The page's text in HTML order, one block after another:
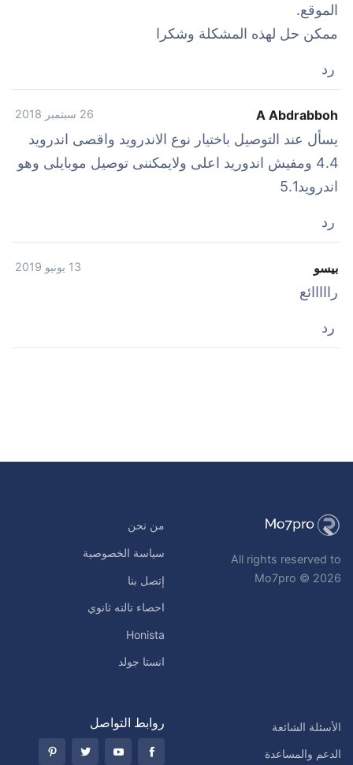
الموقع.
ممكن حل لهذه المشكلة وشكرا
رد
A Abdrabboh 26 سبتمبر 2018
يسأل عند التوصيل باختيار نوع الاندرويد واقصى اندرويد
4.4 ومفيش اندوريد اعلى ولايمكننى توصيل موبايلى وهو
اندرويد5.1
رد
بيسو 13 يونيو 2019
رااااائع
رد
All rights reserved to
Mo7pro © 2026
من نحن
سياسة الخصوصية
إتصل بنا
احصاء تالته ثانوي
Honista
انستا جولد
الأسئلة الشائعة
الدعم والمساعدة
روابط التواصل